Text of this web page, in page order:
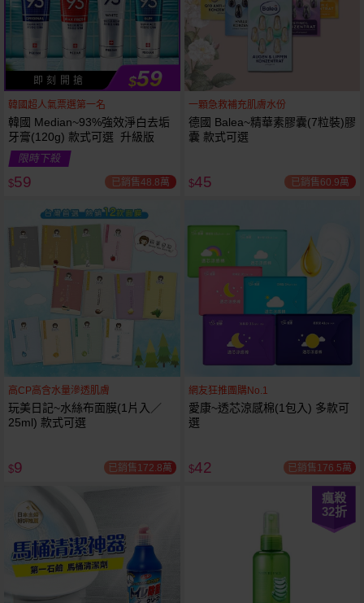
即 刻 開 搶 $59
韓國超人氣票選第一名
韓國 Median~93%強效淨白去垢
牙膏(120g) 款式可選 升級版
限時下殺
$59 已銷售48.8萬
一顆急救補充肌膚水份
德國 Balea~精華素膠囊(7粒裝)膠
囊 款式可選
$45 已銷售60.9萬
高CP高含水量滲透肌膚
玩美日記~水絲布面膜(1片入／
25ml) 款式可選
$9 已銷售172.8萬
網友狂推團購No.1
愛康~透芯涼感棉(1包入) 多款可
選
$42 已銷售176.5萬
瘋殺
32折